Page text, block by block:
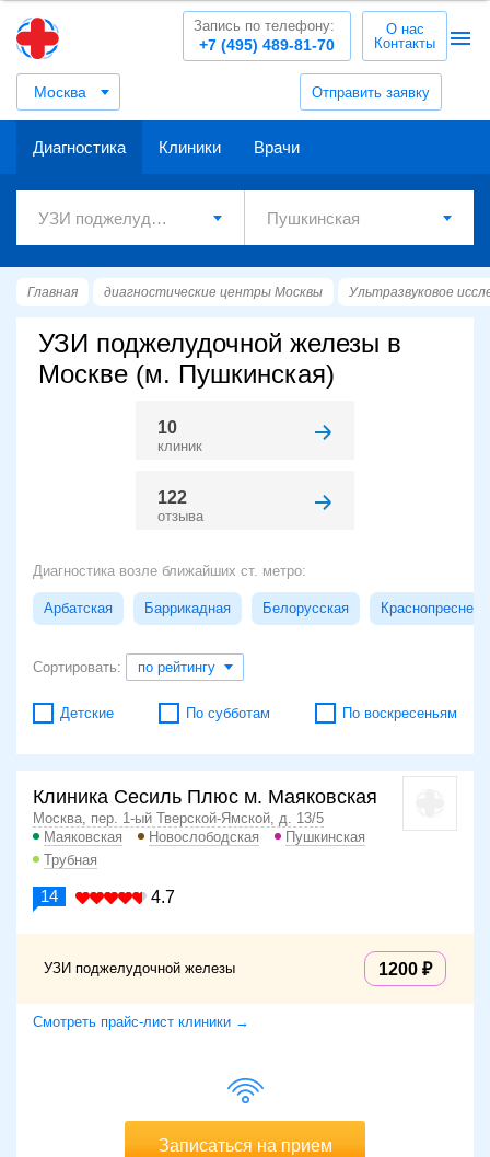
Москва Отправить заявку
+7 (495) 489-81-70
Запись по телефону:
О нас
Контакты
Диагностика Клиники Врачи
Главная диагностические центры Москвы Ультразвуковое
УЗИ поджелудочной железы в
Москве (м. Пушкинская)
10
клиник
122
отзыва
Диагностика возле ближайших ст. метро:
Арбатская Баррикадная Белорусская
Сортировать: по рейтингу
Детские По субботам По воскресеньям
Клиника Сесиль Плюс м. Маяковская
Москва, пер. 1-ый Тверской-Ямской, д. 13/5
Маяковская
Новослободская
Пушкинская
Трубная
14 4.7
УЗИ поджелудочной железы 1200
Смотреть прайс-лист клиники →
Записаться на прием